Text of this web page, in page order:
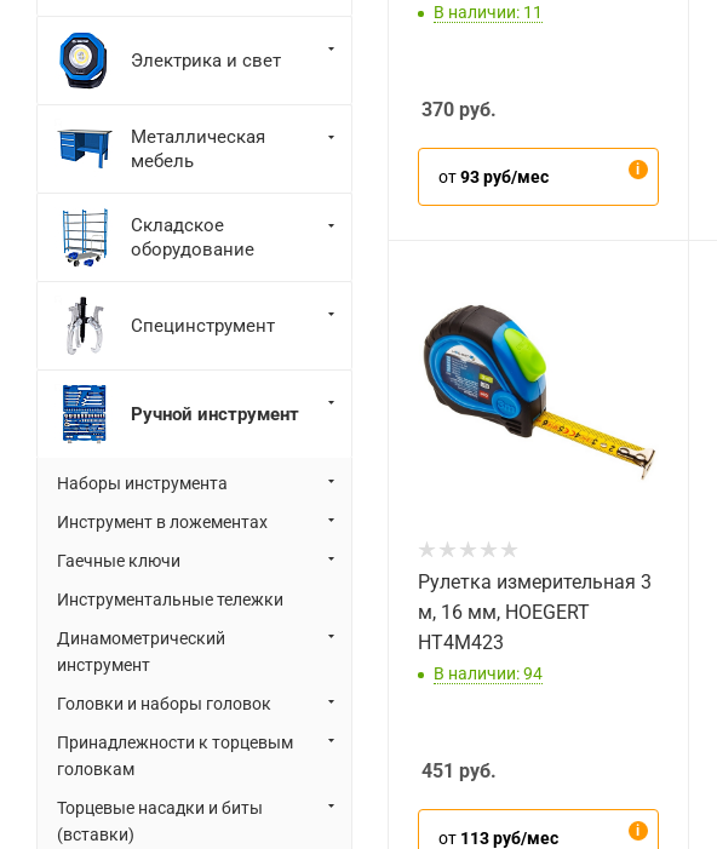
В наличии: 11
370 руб.
от93 руб/мес
Рулетка измерительная 3
м, 16 мм, HOEGERT
HT4M423
В наличии: 94
451 руб.
от 113 руб/мес
Электрика и свет
Металлическая
мебель
Складское
оборудование
Специнструмент
Ручной инструмент
Наборы инструмента
Инструмент в ложементах
Гаечные ключи
Инструментальные тележки
Динамометрический
инструмент
Головки и наборы головок
Принадлежности к торцевым
головкам
Торцевые насадки и биты
(вставки)